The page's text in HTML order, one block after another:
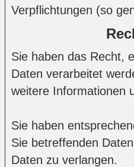
Verpflichtungen (so
Sie haben das Recht,
Daten verarbeitet
weitere Informationen
Sie haben
Sie betreffenden
Daten zu verlangen.